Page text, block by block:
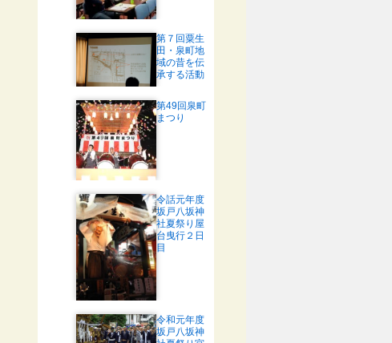
第７回粟生
田・泉町地
域の昔を伝
承する活動
第49回泉町
まつり
令話元年度
坂戸八坂神
社夏祭り屋
台曳行２日
目
令和元年度
坂戸八坂神